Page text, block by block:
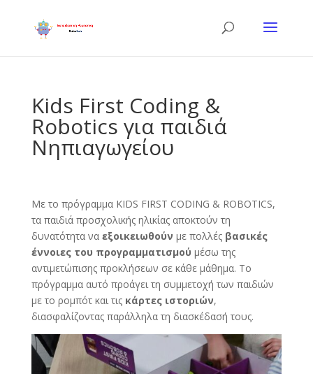
Kids First Coding &
Robotics για παιδιά
Νηπιαγωγείου
Με το πρόγραμμα KIDS FIRST CODING & ROBOTICS,
τα παιδιά προσχολικής ηλικίας αποκτούν τη
δυνατότητα να εξοικειωθούν με πολλές βασικές
έννοιες του προγραμματισμού μέσω της
αντιμετώπισης προκλήσεων σε κάθε μάθημα. Το
πρόγραμμα αυτό προάγει τη συμμετοχή των παιδιών
με το ρομπότ και τις κάρτες ιστοριών,
διασφαλίζοντας παράλληλα τη διασκέδασή τους.